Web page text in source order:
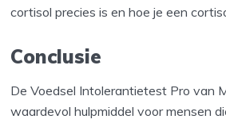
cortisol precies is en hoe je een
Conclusie
De Voedsel Intolerantietest Pro van
waardevol hulpmiddel voor mensen